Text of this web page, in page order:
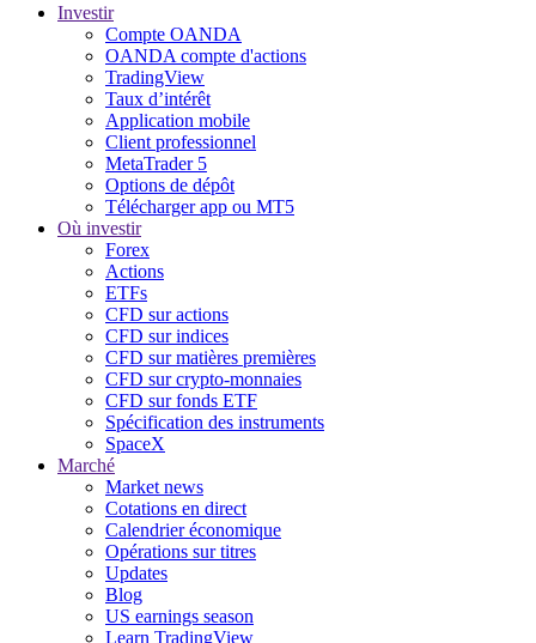
Investir
Compte OANDA
OANDA compte d'actions
TradingView
Taux d’intérêt
Application mobile
Client professionnel
MetaTrader 5
Options de dépôt
Télécharger app ou MT5
Où investir
Forex
Actions
ETFs
CFD sur actions
CFD sur indices
CFD sur matières premières
CFD sur crypto-monnaies
CFD sur fonds ETF
Spécification des instruments
SpaceX
Marché
Market news
Cotations en direct
Calendrier économique
Opérations sur titres
Updates
Blog
US earnings season
Learn TradingView